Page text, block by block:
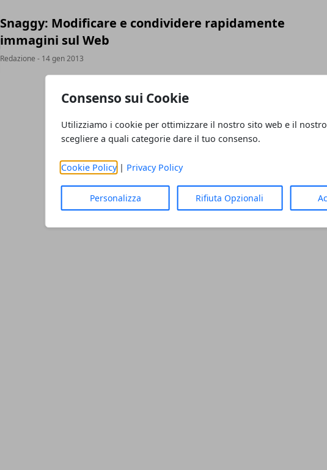
Consenso sui Cookie
Utilizziamo i cookie per ottimizzare il nostro sito web e il
scegliere a quali categorie dare il tuo consenso.
Cookie Policy| Privacy Policy
Personalizza Rifiuta Opzionali
Snaggy: Modificare e condividere rapidamente
immagini sul Web
Redazione - 14 gen 2013